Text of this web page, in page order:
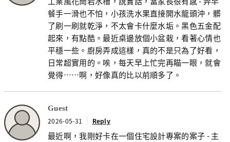
餐手一滑也不怕，小孩洗水果直接開水龍頭沖，髒
了刷一刷就乾淨，不太會卡什麼水垢。黑色五金配
起來，有點酷。最近桌邊放個小盆栽，看著心情也
平穩一些。廚房弄成這樣，真的不是只為了好看，
日常超實用的。唉，每天早上忙完再瞄一眼，就會
覺得……啊，好像真的比以前順多了。
Guest
2026-05-31 Reply
最近啊，我剛好卡在一個住宅設計專案的案子 - 主